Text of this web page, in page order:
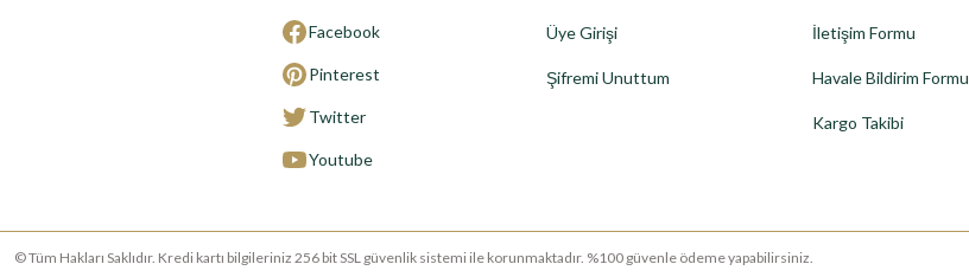
Facebook
Pinterest
Twitter
Youtube
Üye Girişi
Şifremi Unuttum
İletişim Formu
Havale Bildirim Formu
Kargo Takibi
© Tüm Hakları Saklıdır. Kredi kartı bilgileriniz 256 bit SSL güvenlik sistemi ile korunmaktadır. %100 güvenle ödeme yapabilirsiniz.